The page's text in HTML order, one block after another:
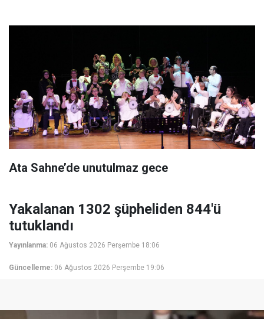
Ata Sahne’de unutulmaz gece
Yakalanan 1302 şüpheliden 844'ü
tutuklandı
Yayınlanma: 06 Ağustos 2026 Perşembe 18:06
Güncelleme: 06 Ağustos 2026 Perşembe 19:06